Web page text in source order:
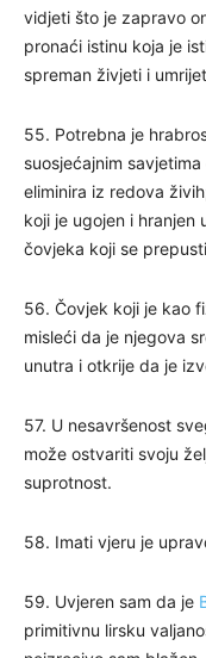
vidjeti što je zapravo
pronaći istinu koja je
spreman živjeti i
55. Potrebna je
suosjećajnim
eliminira iz redova
koji je ugojen i hranjen
čovjeka koji se
56. Čovjek koji je kao
misleći da je njegova
unutra i otkrije da je
57. U nesavršenost
može ostvariti svoju
suprotnost.
58. Imati vjeru je
59. Uvjeren sam da je
primitivnu lirsku